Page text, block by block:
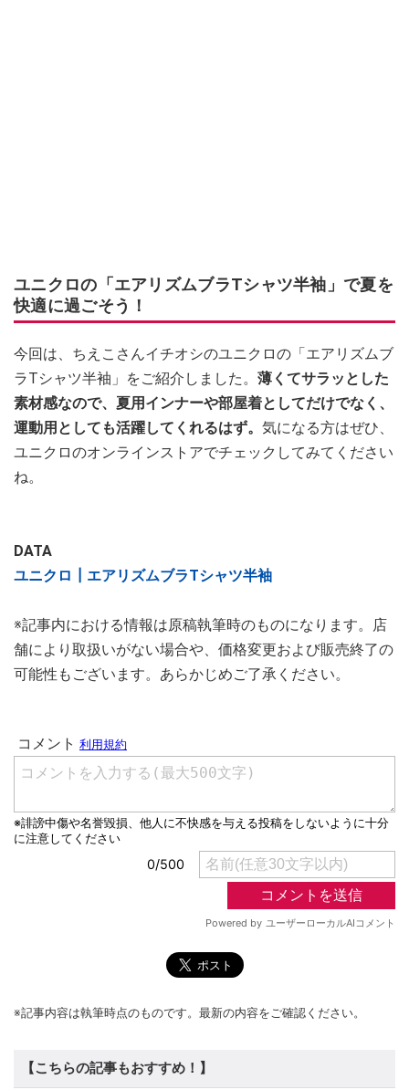
ユニクロの「エアリズムブラTシャツ半袖」で夏を
快適に過ごそう！
今回は、ちえこさんイチオシのユニクロの「エアリズムブ
ラTシャツ半袖」をご紹介しました。 薄くてサラッとした
素材感なので、夏用インナーや部屋着としてだけでなく、
運動用としても活躍してくれるはず。 気になる方はぜひ、
ユニクロのオンラインストアでチェックしてみてください
ね。
DATA
ユニクロ┃エアリズムブラTシャツ半袖
※記事内における情報は原稿執筆時のものになります。店
舗により取扱いがない場合や、価格変更および販売終了の
可能性もございます。あらかじめご了承ください。
※記事内容は執筆時点のものです。最新の内容をご確認ください。
【こちらの記事もおすすめ！】